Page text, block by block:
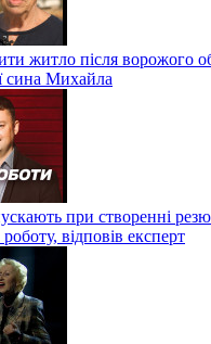
житло після ворожого
сина Михайла
при створенні
відповів експерт